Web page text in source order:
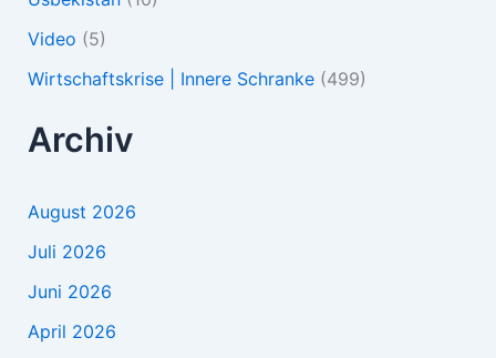
Video (5)
Wirtschaftskrise | Innere Schranke(499)
Archiv
August 2026
Juli 2026
Juni 2026
April 2026